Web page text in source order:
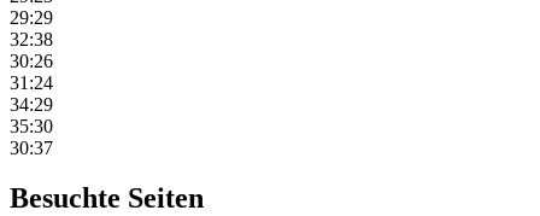
29:29
32:38
30:26
31:24
34:29
35:30
30:37
Besuchte Seiten